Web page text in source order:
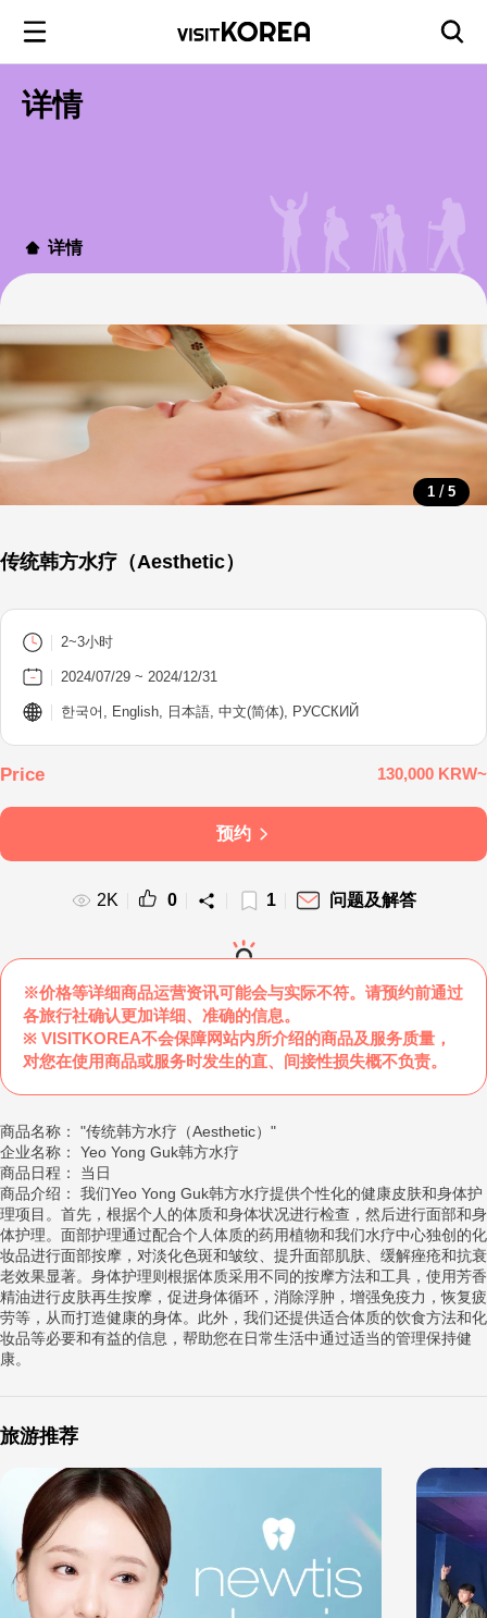
详情
详情
1 / 5
传统韩方水疗（Aesthetic）
130,000 KRW~
2~3小时
2024/07/29 ~ 2024/12/31
한국어, English, 日本語, 中文(简体), PУССКИЙ
预约
2K 0 1 问题及解答
※价格等详细商品运营资讯可能会与实际不符。请预约前通过
各旅行社确认更加详细、准确的信息。
※ VISITKOREA不会保障网站内所介绍的商品及服务质量，
对您在使用商品或服务时发生的直、间接性损失概不负责。
商品名称： "传统韩方水疗（Aesthetic）"
企业名称： Yeo Yong Guk韩方水疗
商品日程： 当日
商品介绍： 我们Yeo Yong Guk韩方水疗提供个性化的健康皮肤和身体护
理项目。首先，根据个人的体质和身体状况进行检查，然后进行面部和身
体护理。面部护理通过配合个人体质的药用植物和我们水疗中心独创的化
妆品进行面部按摩，对淡化色斑和皱纹、提升面部肌肤、缓解痤疮和抗衰
老效果显著。身体护理则根据体质采用不同的按摩方法和工具，使用芳香
精油进行皮肤再生按摩，促进身体循环，消除浮肿，增强免疫力，恢复疲
劳等，从而打造健康的身体。此外，我们还提供适合体质的饮食方法和化
妆品等必要和有益的信息，帮助您在日常生活中通过适当的管理保持健
康。
旅游推荐